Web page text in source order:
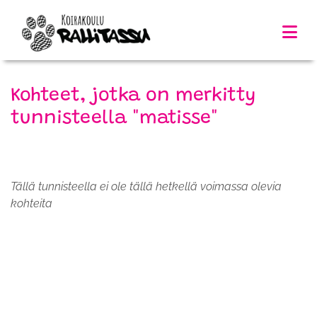
Kohteet, jotka on merkitty
tunnisteella "matisse"
Tällä tunnisteella ei ole tällä hetkellä voimassa olevia
kohteita